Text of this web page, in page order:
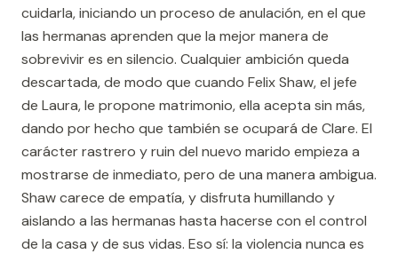
cuidarla, iniciando un proceso de anulación, en el que
las hermanas aprenden que la mejor manera de
sobrevivir es en silencio. Cualquier ambición queda
descartada, de modo que cuando Felix Shaw, el jefe
de Laura, le propone matrimonio, ella acepta sin más,
dando por hecho que también se ocupará de Clare. El
carácter rastrero y ruin del nuevo marido empieza a
mostrarse de inmediato, pero de una manera ambigua.
Shaw carece de empatía, y disfruta humillando y
aislando a las hermanas hasta hacerse con el control
de la casa y de sus vidas. Eso sí: la violencia nunca es